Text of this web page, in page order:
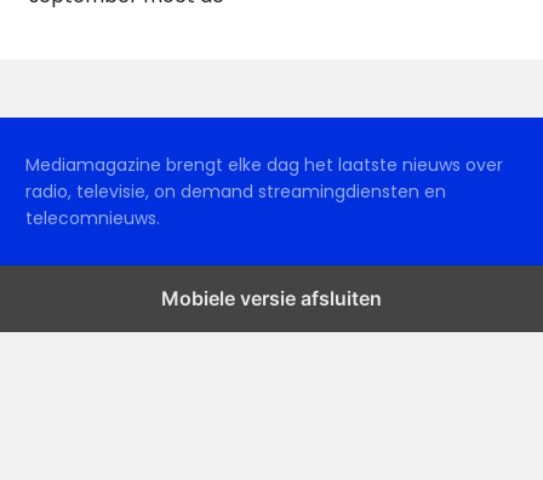
Mediamagazine brengt elke dag het laatste nieuws over
radio, televisie, on demand streamingdiensten en
telecomnieuws.
Mobiele versie afsluiten